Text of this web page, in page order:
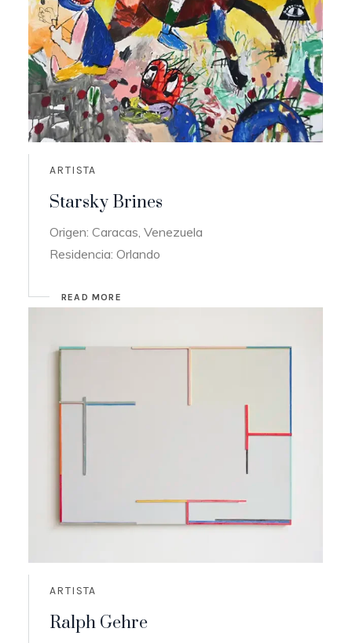
ARTISTA
Starsky Brines
Origen: Caracas, Venezuela
Residencia: Orlando
READ MORE
ARTISTA
Ralph Gehre